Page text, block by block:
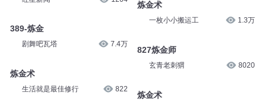
389-炼金
剧舞吧瓦塔 7.4万
炼金术
生活就是最佳修行 822
炼金术
一枚小小搬运工 1.3万
827炼金师
玄青老刺猬 8020
炼金术